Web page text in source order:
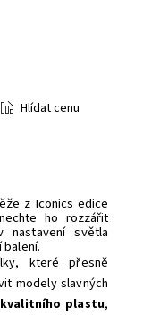
Hlídat cenu
z Iconics edice
ho rozzářit
nastavení světla
které přesně
modely slavných
kvalitního plastu,